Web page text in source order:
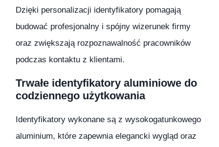
Dzięki personalizacji identyfikatory pomagają
budować profesjonalny i spójny wizerunek firmy
oraz zwiększają rozpoznawalność pracowników
podczas kontaktu z klientami.
Trwałe identyfikatory aluminiowe do
codziennego użytkowania
Identyfikatory wykonane są z wysokogatunkowego
aluminium, które zapewnia elegancki wygląd oraz